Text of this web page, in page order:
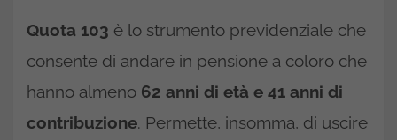
Quota 103 è lo strumento previdenziale che
consente di andare in pensione a coloro che
hanno almeno 62 anni di età e 41 anni di
contribuzione. Permette, insomma, di uscire